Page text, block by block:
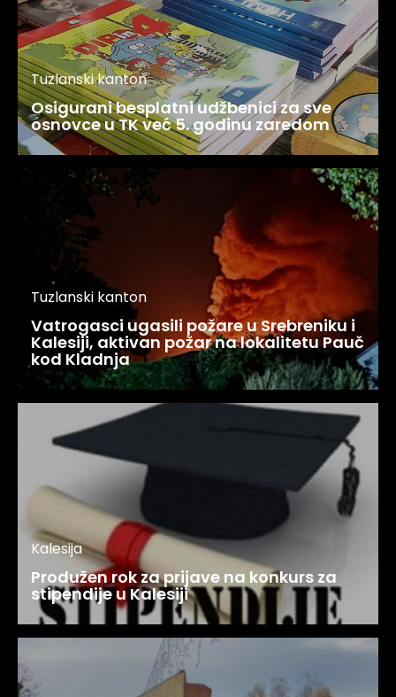
Tuzlanski kanton
Osigurani besplatni udžbenici za sve
osnovce u TK već 5. godinu zaredom
Tuzlanski kanton
Vatrogasci ugasili požare u Srebreniku i
Kalesiji, aktivan požar na lokalitetu Pauč
kod Kladnja
Kalesija
Produžen rok za prijave na konkurs za
stipendije u Kalesiji